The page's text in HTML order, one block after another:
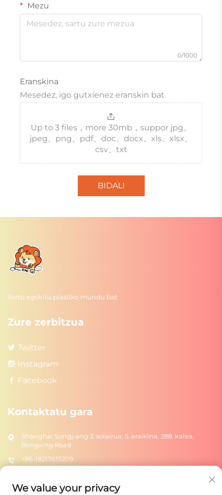
Mezu
0/1000
Eranskina
Mesedez, igo gutxienez eranskin bat
Up to 3 files，more 30mb，suppor jpg、
jpeg、png、pdf、doc、docx、xls、xlsx、
csv、txt
BIDALI
Sortu egokitu plastiko mundu bat
Zure zerbitzua
Twitter
Instagram
Facebook
Kontaktatu gara
Shanghai Songjiang 3. solairua, 5. eraikina, 288. kalea,
Rongxing Road
+86-18217615209
We value your privacy